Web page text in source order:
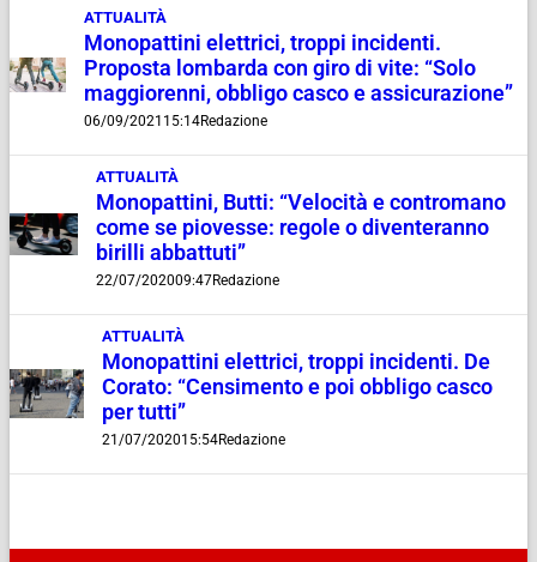
ATTUALITÀ
Monopattini elettrici, troppi incidenti.
Proposta lombarda con giro di vite: “Solo
maggiorenni, obbligo casco e assicurazione”
06/09/2021 15:14Redazione
ATTUALITÀ
Monopattini, Butti: “Velocità e contromano
come se piovesse: regole o diventeranno
birilli abbattuti”
22/07/202009:47Redazione
ATTUALITÀ
Monopattini elettrici, troppi incidenti. De
Corato: “Censimento e poi obbligo casco
per tutti”
21/07/202015:54Redazione